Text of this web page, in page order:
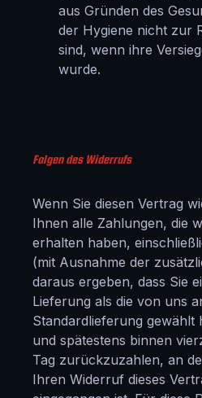
aus Gründen des
der Hygiene nicht zur
sind, wenn ihre
wurde.
Folgen des Widerrufs
Wenn Sie diesen Vertrag
Ihnen alle Zahlungen, die
erhalten haben,
(mit Ausnahme der
daraus ergeben, dass Sie
Lieferung als die von uns
Standardlieferung gewählt
und spätestens binnen
Tag zurückzuzahlen, an
Ihren Widerruf dieses